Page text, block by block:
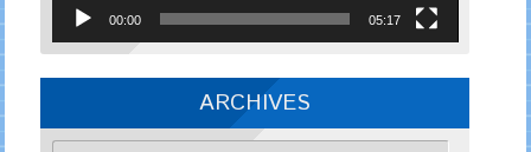
00:00 05:17
ARCHIVES